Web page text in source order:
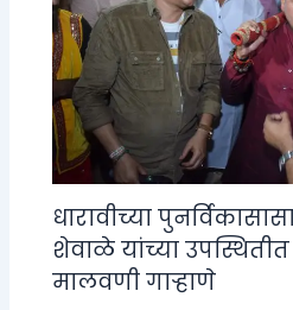
धारावीच्या
शेवाळे यांच्या
मालवणी गाऱ्हाणे